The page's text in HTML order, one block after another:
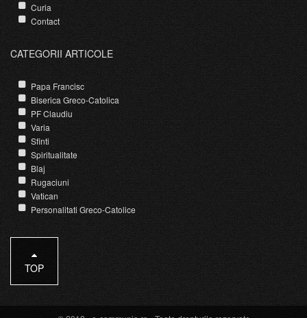
Curia
Contact
CATEGORII ARTICOLE
Papa Francisc
Biserica Greco-Catolica
PF Claudiu
Varia
Sfinti
Spiritualitate
Blaj
Rugaciuni
Vatican
Personalitati Greco-Catolice
TOP